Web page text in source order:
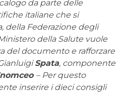
da parte delle
italiane che si
della Federazione degli
della Salute vuole
del documento e rafforzare
Spata, componente
– Per questo
inserire i dieci consigli